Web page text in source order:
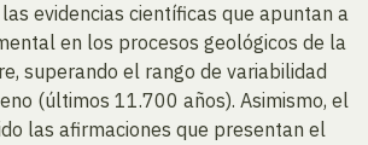
evidencias científicas que apuntan a
en los procesos geológicos de la
superando el rango de variabilidad
(últimos 11.700 años). Asimismo, el
las afirmaciones que presentan el